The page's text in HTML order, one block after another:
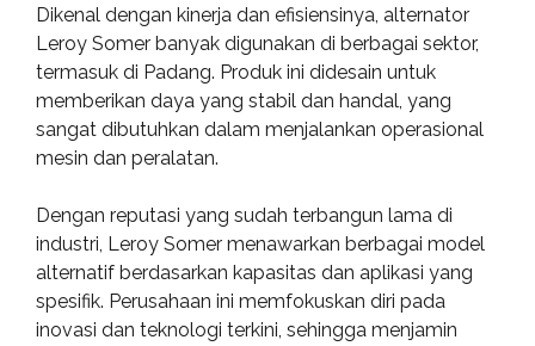
Dikenal dengan kinerja dan efisiensinya, alternator
Leroy Somer banyak digunakan di berbagai sektor,
termasuk di Padang. Produk ini didesain untuk
memberikan daya yang stabil dan handal, yang
sangat dibutuhkan dalam menjalankan operasional
mesin dan peralatan.
Dengan reputasi yang sudah terbangun lama di
industri, Leroy Somer menawarkan berbagai model
alternatif berdasarkan kapasitas dan aplikasi yang
spesifik. Perusahaan ini memfokuskan diri pada
inovasi dan teknologi terkini, sehingga menjamin